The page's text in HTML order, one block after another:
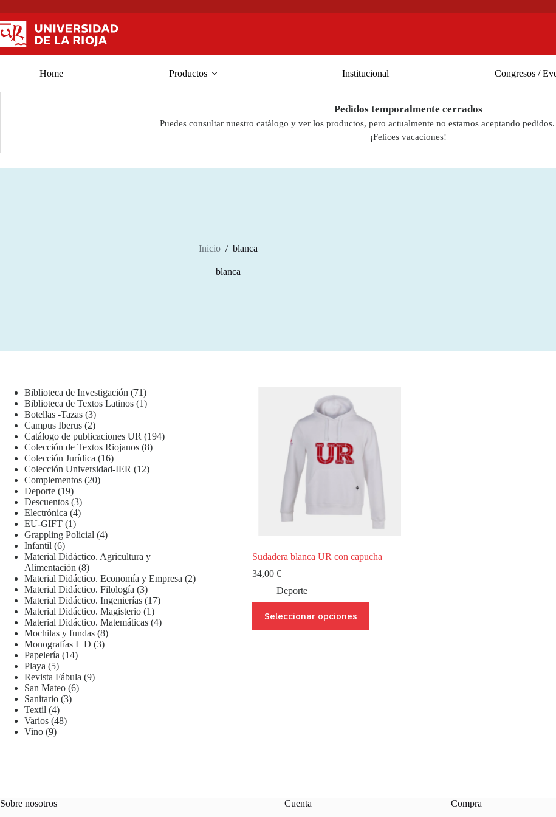
al
contenido
Home
Productos Institucional Congresos /
Pedidos temporalmente cerrados
Puedes consultar nuestro catálogo y ver los productos, pero actualmente no estamos aceptando
¡Felices vacaciones!
Inicio / blanca
blanca
Sudadera blanca UR con capucha
34,00 €
Deporte
Seleccionar opciones
producto
tiene
Biblioteca de Investigación 7171
productos
Biblioteca de Textos Latinos 11
Botellas -Tazas 33
productos
Campus Iberus 22
productos
Catálogo de publicaciones UR 194194
Colección de Textos Riojanos 88
Colección Jurídica 1616
productos
Colección Universidad-IER 1212
Complementos 2020
Deporte 1919
productos
Descuentos 33
productos
Electrónica 44
EU-GIFT 11
producto
Grappling Policial 44
Infantil 66
productos
Material Didáctico. Agricultura y
Alimentación 88
productos
Material Didáctico. Economía y Empresa 22
Material Didáctico. Filología 33
productos
Material Didáctico. Ingenierías 1717
Material Didáctico. Magisterio 11
producto
Material Didáctico. Matemáticas 44
Mochilas y fundas 88
Monografías I+D 33
Papelería 1414
Playa 55
productos
Revista Fábula 99
San Mateo 66
Sanitario 33
Textil 44
productos
Varios 4848
Vino 99
Sobre nosotros Cuenta Compra